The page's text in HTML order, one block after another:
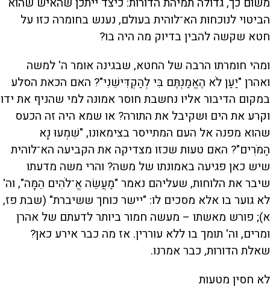
הביטוי לנוכחות הא־לוהית בעולם, נענש בחומרה כזו על
חטא שקשה להבין בדיוק מה היה בו?
ומהי חומרתו הרבה של החטא, שבגינה אומר ה' למשה
ואהרן "יַעַן לֹא הֶאֱמַנְתֶּם בִּי לְהַקְדִּישֵׁנִי"? האם הכאת הסלע
במקום הדיבור אליו נחשבת חוסר אמונה למי שהניף את ידו
וקרע את הים ושקיבל את התורה? או שמא היה זה הכעס
שהוא מפנה אל העם המתייסר בצימאונו, "שִׁמְעוּ נָא
הַמֹּרִים"? האם טעות שכזו מצדיקה את הקביעה הא־לוהית
שיש כאן פגיעה באמונתו של משה? והרי משה מדעתו
שיבר את הלוחות, שעליהם נאמר "מַעֲשֵׂה אֱ־לֹהִים הֵמָּה", וה'
לא גוער בו אלא מסכים לו: "יישר כוחך ששיברת" (שבת פז,
א); פורש מאשתו – מעשה חמור ביותר לדעתם של אהרן
ומרים, וה' תומך בו ללא עוררין. אז מה כבר אירע כאן?
שאלת הדורות, כבר אמרנו.
לא חסין מטעות